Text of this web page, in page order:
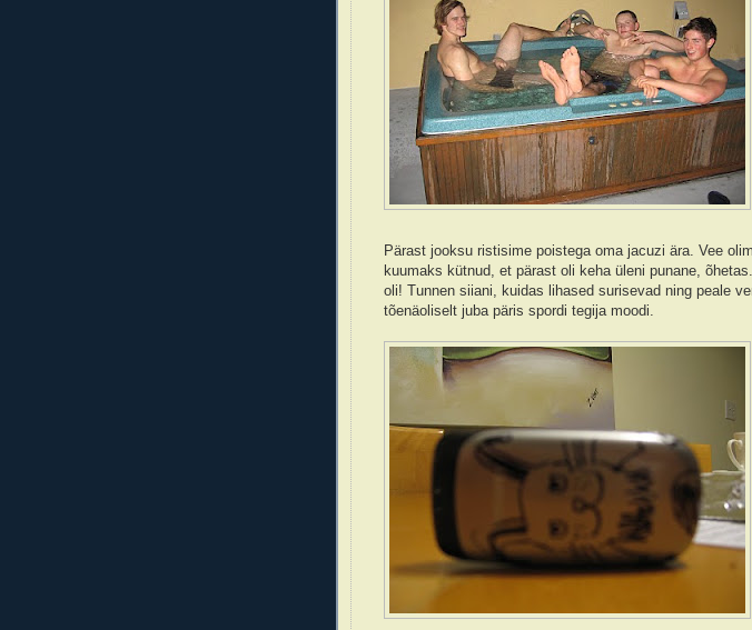
Pärast jooksu ristisime poistega oma jacuzi ära. Vee
kuumaks kütnud, et pärast oli keha üleni punane,
oli! Tunnen siiani, kuidas lihased surisevad ning peale
tõenäoliselt juba päris spordi tegija moodi.